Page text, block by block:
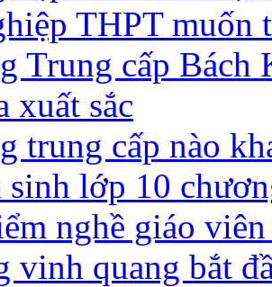
THPT muốn
Trung cấp Bách
xuất sắc
trung cấp nào
sinh lớp 10
nghề giáo
vinh quang bắt